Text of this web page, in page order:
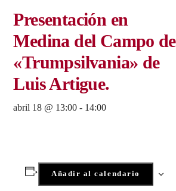
Presentación en
Medina del Campo de
«Trumpsilvania» de
Luis Artigue.
abril 18 @ 13:00 - 14:00
Añadir al calendario